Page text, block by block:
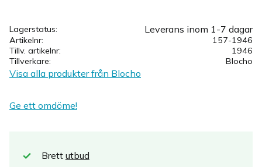
Lagerstatus Leverans inom 1-7 dagar
Artikelnr
157-1946
Tillv. artikelnr
1946
Tillverkare
Blocho
Visa alla produkter från Blocho
Ge ett omdöme!
Brett utbud